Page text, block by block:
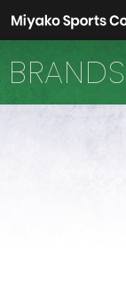
BRANDS